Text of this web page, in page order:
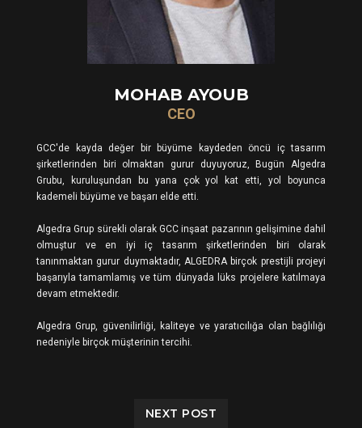
MOHAB AYOUB
CEO
GCC'de kayda değer bir büyüme kaydeden öncü iç tasarım
şirketlerinden biri olmaktan gurur duyuyoruz, Bugün Algedra
Grubu, kuruluşundan bu yana çok yol kat etti, yol boyunca
kademeli büyüme ve başarı elde etti.
Algedra Grup sürekli olarak GCC inşaat pazarının gelişimine dahil
olmuştur ve en iyi iç tasarım şirketlerinden biri olarak
tanınmaktan gurur duymaktadır, ALGEDRA birçok prestijli projeyi
başarıyla tamamlamış ve tüm dünyada lüks projelere katılmaya
devam etmektedir.
Algedra Grup, güvenilirliği, kaliteye ve yaratıcılığa olan bağlılığı
nedeniyle birçok müşterinin tercihi.
NEXT POST